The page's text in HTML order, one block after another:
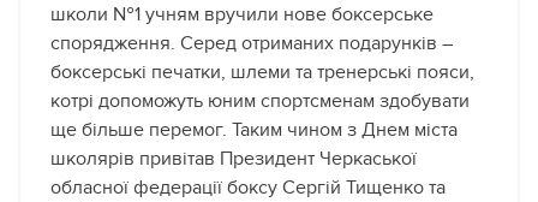
школи №1 учням вручили нове боксерське
спорядження. Серед отриманих подарунків –
боксерські печатки, шлеми та тренерські пояси,
котрі допоможуть юним спортсменам здобувати
ще більше перемог. Таким чином з Днем міста
школярів привітав Президент Черкаської
обласної федерації боксу Сергій Тищенко та